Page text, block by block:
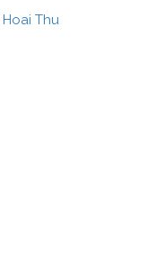
Hoai Thu